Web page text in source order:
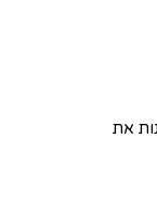
עומדת הזכות לשנות את